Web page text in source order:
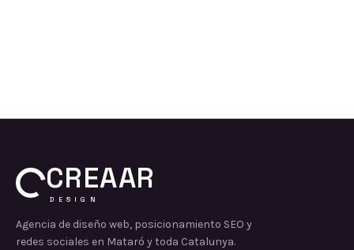
CREAAR
DESIGN
Agencia de diseño web, posicionamiento SEO y
redes sociales en Mataró y toda Catalunya.